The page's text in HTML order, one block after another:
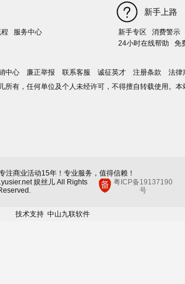
服务中心
新手上路
新手专区
消费警示
24小时在线帮助
免
中心 廉正举报 联系客服 诚征英才 注册条款
法律
所有，任何单位及个人未经许可，不得擅自转载使用。
注商业活动15年！专业服务，值得信赖！
娱丝儿 All Rights
粤ICP备19137190
号
技术支持 中山九联软件